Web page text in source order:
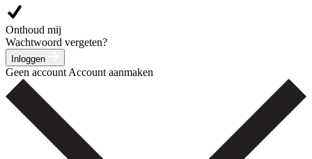
Onthoud mij
Wachtwoord vergeten?
Inloggen
Geen account Account aanmaken